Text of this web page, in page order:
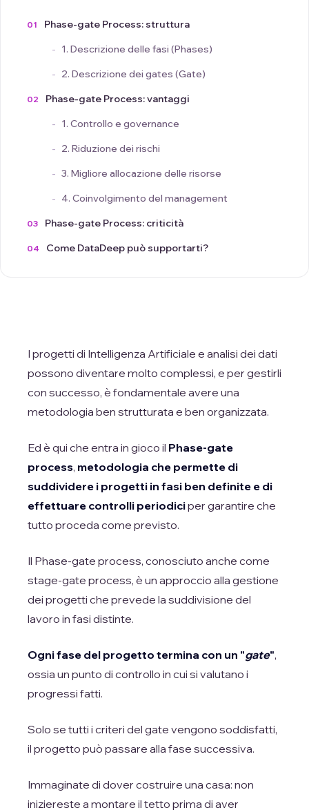
Phase-gate Process: struttura
1. Descrizione delle fasi (Phases)
2. Descrizione dei gates (Gate)
Phase-gate Process: vantaggi
1. Controllo e governance
2. Riduzione dei rischi
3. Migliore allocazione delle risorse
4. Coinvolgimento del management
Phase-gate Process: criticità
Come DataDeep può supportarti?
I progetti di Intelligenza Artificiale e analisi dei dati
possono diventare molto complessi, e per gestirli
con successo, è fondamentale avere una
metodologia ben strutturata e ben organizzata.
Ed è qui che entra in gioco il Phase-gate
process, metodologia che permette di
suddividere i progetti in fasi ben definite e di
effettuare controlli periodiciper garantire che
tutto proceda come previsto.
Il Phase-gate process, conosciuto anche come
stage-gate process, è un approccio alla gestione
dei progetti che prevede la suddivisione del
lavoro in fasi distinte.
Ogni fase del progetto termina con un "gate",
ossia un punto di controllo in cui si valutano i
progressi fatti.
Solo se tutti i criteri del gate vengono soddisfatti,
il progetto può passare alla fase successiva.
Immaginate di dover costruire una casa: non
iniziereste a montare il tetto prima di aver